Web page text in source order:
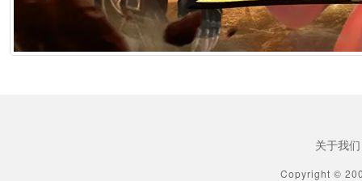
[生肖解说] AI短剧最赚钱的不是做剧的，是卖算力、卖模型、卖工具的
关于我们
Copyright ©